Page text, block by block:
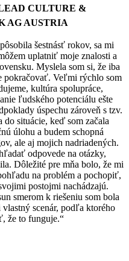
CULTURE &
AG AUSTRIA
šestnásť rokov, sa mi
uplatniť moje znalosti a
Myslela som si, že iba
pokračovať. Veľmi rýchlo som
kultúra spolupráce,
ľudského potenciálu ešte
úspechu zároveň s tzv.
situácie, keď som začala
úlohu a budem schopná
ale aj mojich nadriadených.
odpovede na otázky,
Dôležité pre mňa bolo, že mi
na problém a pochopiť,
postojmi nachádzajú.
smerom k riešeniu som bola
vlastný scenár, podľa ktorého
že to funguje.“